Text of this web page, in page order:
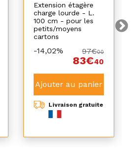
Extension étagère
charge lourde - L.
100 cm - pour les
petits/moyens
cartons
-14,02% 97€00
83€40
Ajouter au panier
Livraison gratuite